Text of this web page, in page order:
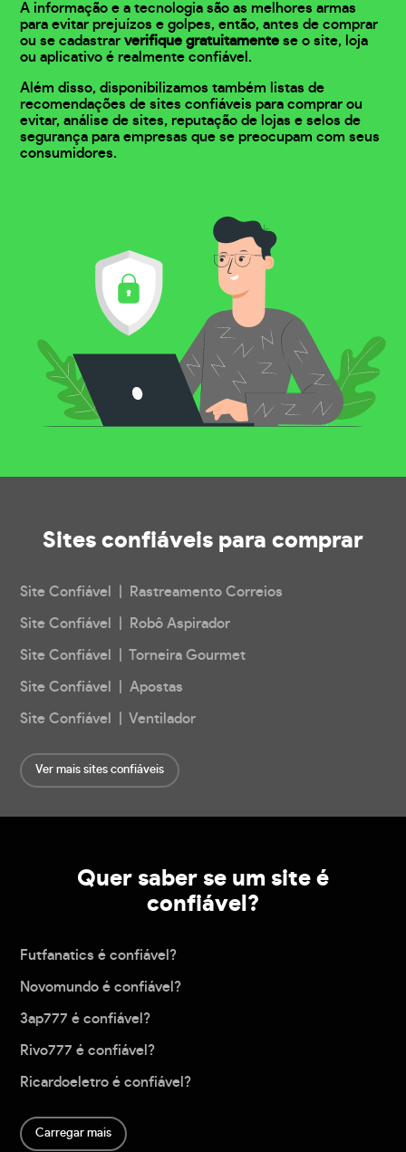
A informação e a tecnologia são as melhores armas
para evitar prejuízos e golpes, então, antes de comprar
ou se cadastrarverifique gratuitamente se o site, loja
ou aplicativo é realmente confiável.
Além disso, disponibilizamos também listas de
recomendações de sites confiáveis para comprar ou
evitar, análise de sites, reputação de lojas e selos de
segurança para empresas que se preocupam com seus
consumidores.
Sites confiáveis para comprar
Site Confiável | Rastreamento Correios
Site Confiável | Robô Aspirador
Site Confiável | Torneira Gourmet
Site Confiável | Apostas
Site Confiável | Ventilador
Ver mais sites confiáveis
Quer saber se um site é
confiável?
Futfanatics é confiável?
Novomundo é confiável?
3ap777 é confiável?
Rivo777 é confiável?
Ricardoeletro é confiável?
Carregar mais